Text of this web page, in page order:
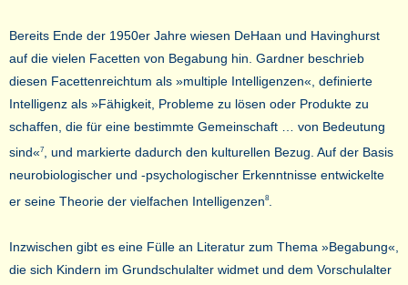
Bereits Ende der 1950er Jahre wiesen DeHaan und Havinghurst
auf die vielen Facetten von Begabung hin. Gardner beschrieb
diesen Facettenreichtum als »multiple Intelligenzen«, definierte
Intelligenz als »Fähigkeit, Probleme zu lösen oder Produkte zu
schaffen, die für eine bestimmte Gemeinschaft … von Bedeutung
sind«7, und markierte dadurch den kulturellen Bezug. Auf der Basis
neurobiologischer und -psychologischer Erkenntnisse entwickelte
er seine Theorie der vielfachen Intelligenzen8
Inzwischen gibt es eine Fülle an Literatur zum Thema »Begabung«,
die sich Kindern im Grundschulalter widmet und dem Vorschulalter